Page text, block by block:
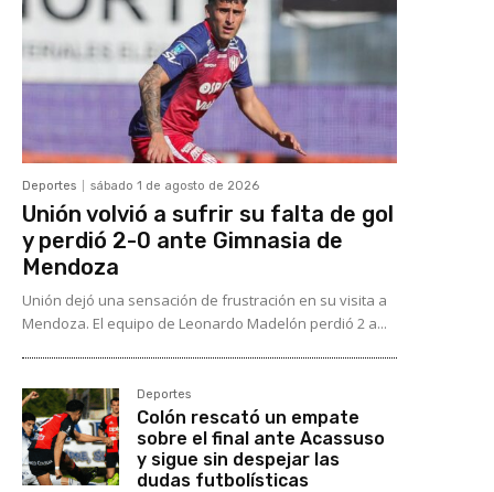
Deportes sábado 1 de agosto de 2026
Unión volvió a sufrir su falta de gol
y perdió 2-0 ante Gimnasia de
Mendoza
Unión dejó una sensación de frustración en su visita a
Mendoza. El equipo de Leonardo Madelón perdió 2 a...
Deportes
Colón rescató un empate
sobre el final ante Acassuso
y sigue sin despejar las
dudas futbolísticas